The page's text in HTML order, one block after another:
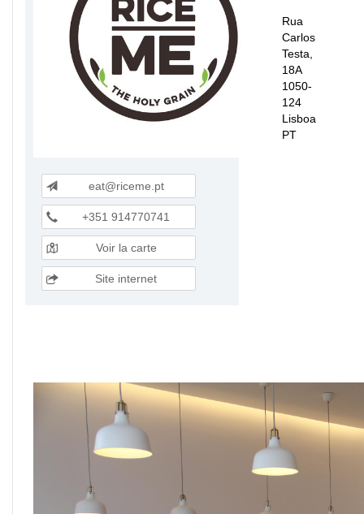
Rua
Carlos
Testa,
18A
1050-
124
Lisboa
PT
eat@riceme.pt
+351 914770741
Voir la carte
Site internet